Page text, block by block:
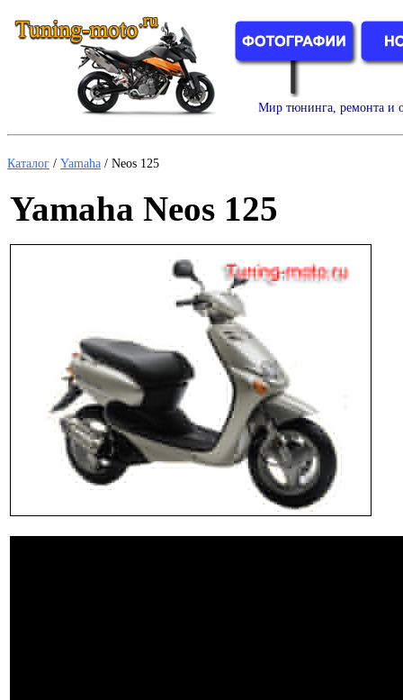
Мир тюнинга, ремонта и
Каталог / Yamaha / Neos 125
Yamaha Neos 125